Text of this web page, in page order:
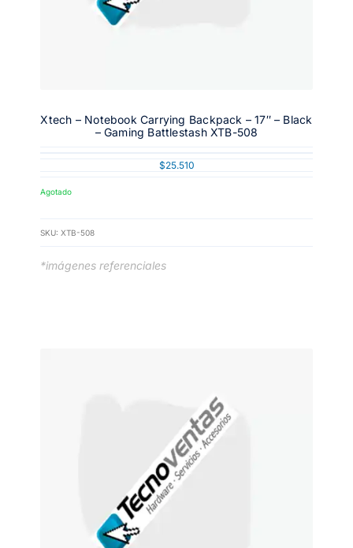
Xtech – Notebook Carrying Backpack – 17″ – Black
– Gaming Battlestash XTB-508
$25.510
Agotado
SKU: XTB-508
*imágenes referenciales